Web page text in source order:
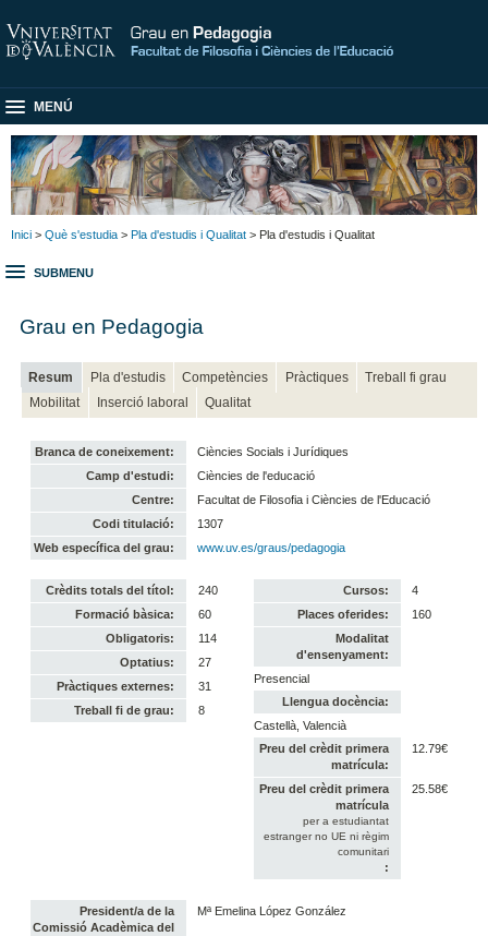
MENÚ
Inici > Què s'estudia > Pla d'estudis i Qualitat > Pla d'estudis i Qualitat
SUBMENU
Grau en Pedagogia
Resum Pla d'estudis Competències Pràctiques
Treball fi grau
Mobilitat
Inserció laboral Qualitat
Branca de coneixement:
Ciències Socials i Jurídiques
Camp d'estudi:
Ciències de l'educació
Centre:
Facultat de Filosofia i Ciències de l'Educació
Codi titulació:
1307
Web específica del grau:
www.uv.es/graus/pedagogia
Crèdits totals del títol:
240
Formació bàsica:
60
Obligatoris:
114
Optatius:
27
Pràctiques externes:
31
Treball fi de grau:
8
Cursos:
4
Places oferides:
160
Modalitat
d'ensenyament:
Presencial
Llengua docència:
Castellà, Valencià
Preu del crèdit primera
matrícula:
12.79€
Preu del crèdit primera
matrícula
per a estudiantat
estranger no UE ni règim
comunitari
:
25.58€
President/a de la
Comissió Acadèmica del
Mª Emelina López González